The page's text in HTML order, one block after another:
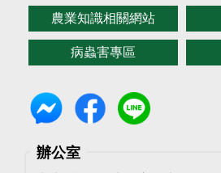
農業知識相關網站
病蟲害專區
辦公室